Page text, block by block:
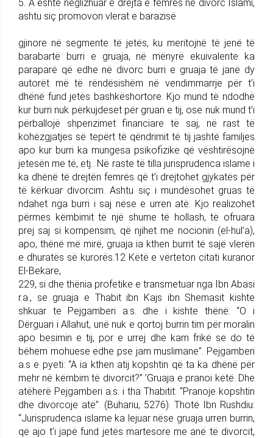
5. A është neglizhuar e drejta e femrës në divorc Islami,
ashtu siç promovon vlerat e barazisë
gjinore në segmente të jetës, ku meritojnë të jenë të
barabartë burri e gruaja, në mënyrë ekuivalente ka
paraparë që edhe në divorc burri e gruaja të janë dy
autorët më të rëndësishëm në vendimmarrje për t’i
dhënë fund jetës bashkëshortore. Kjo mund të ndodhë
kur burri nuk përkujdeset për gruan e tij, ose nuk mund t’i
përballojë shpenzimet financiare të saj, në rast të
kohëzgjatjes së tepërt të qëndrimit të tij jashtë familjes
apo kur burri ka mungesa psikofizike që vështirësojnë
jetesën me të, etj.. Në raste të tilla jurisprudenca islame i
ka dhënë të drejtën femrës që t’i drejtohet gjykatës për
të kërkuar divorcim. Ashtu siç i mundësohet gruas të
ndahet nga burri i saj nëse e urren atë. Kjo realizohet
përmes këmbimit të një shume të hollash, të ofruara
prej saj si kompensim, që njihet me nocionin (el-hul’a),
apo, thënë më mirë, gruaja ia kthen burrit të sajë vlerën
e dhuratës së kurorës.12 Këtë e vërteton citati kuranor
El-Bekare,
229, si dhe thënia profetike e transmetuar nga Ibn Abasi
r.a., se gruaja e Thabit ibn Kajs ibn Shemasit kishte
shkuar te Pejgamberi a.s. dhe i kishte thënë: “O i
Dërguari i Allahut, unë nuk e qortoj burrin tim për moralin
apo besimin e tij, por e urrej dhe kam frikë se do të
bëhem mohuese edhe pse jam muslimane”. Pejgamberi
a.s e pyeti: “A ia kthen atij kopshtin që ta ka dhënë për
mehr në këmbim të divorcit?” ’Gruaja e pranoi këtë. Dhe
atëherë Pejgamberi a.s. i tha Thabitit: “Pranoje kopshtin
dhe divorcoje atë”. (Buhariu, 5276). Thotë Ibn Rushdiu:
“Jurisprudenca islame ka lejuar nëse gruaja urren burrin,
që ajo t’i japë fund jetës martesore me anë të divorcit,